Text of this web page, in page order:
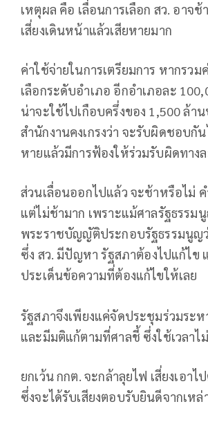
เหตุผล คือ เลื่อนการเลือก สว. อาจ
เสี่ยงเดินหน้าแล้วเสียหายมาก
ค่าใช้จ่ายในการเตรียมการ หากรวม
เลือกระดับอำเภอ อีกอำเภอละ
น่าจะใช้ไปเกือบครึ่งของ 1,500 ล้า
สำนักงานคงเกรงว่า จะรับผิดชอบกั
หายแล้วมีการฟ้องให้ร่วมรับผิดทางล
ส่วนเลื่อนออกไปแล้ว จะช้าหรือไม่
แต่ไม่ช้ามาก เพราะแม้ศาลรัฐธรรม
พระราชบัญญัติประกอบรัฐธรรมนูญว่
ซึ่ง สว. มีปัญหา รัฐสภาต้องไปแก้ไข
ประเด็นข้อความที่ต้องแก้ไขให้เลย
รัฐสภาจึงเพียงแค่จัดประชุมร่วมระห
และมีมติแก้ตามที่ศาลชี้ ซึ่งใช้เวลาไ
ยกเว้น กกต. จะกล้าลุยไฟ เสี่ยงเอา
ซึ่งจะได้รับเสียงตอบรับยินดีจากเห